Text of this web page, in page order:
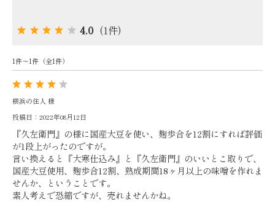
4.0 (1件)
1件～1件（全1件）
横浜の住人 様
投稿日：2022年08月12日
『久左衛門』の様に国産大豆を使い、麹歩合を12割にすれば評価
が1段上がったのですが。
言い換えると『大寒仕込み』と『久左衛門』のいいとこ取りで、
国産大豆使用、麹歩合12割、熟成期間18ヶ月以上の味噌を作れま
せんか、ということです。
素人考えで恐縮ですが、売れませんかね。